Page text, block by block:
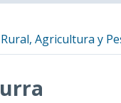
Agricultura y